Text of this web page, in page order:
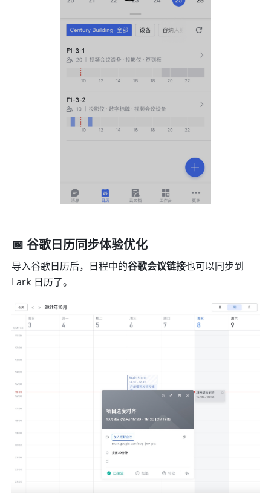
📅 谷歌日历同步体验优化
导入谷歌日历后，日程中的谷歌会议链接也可以同步到
Lark 日历了。